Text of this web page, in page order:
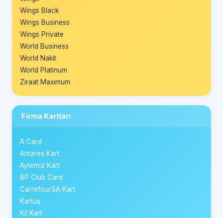
Wings Black
Wings Business
Wings Private
World Business
World Nakit
World Platinum
Ziraat Maximum
Firma Kartları
A Card
Antares Kart
Aytemiz Kart
BP Club Card
CarrefourSA Kart
Kartuş
Ki! Kart